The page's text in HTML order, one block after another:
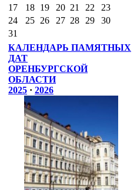
17
18 19 20 21 22
23
24
25 26 27 28 29
30
31
КАЛЕНДАРЬ ПАМЯТНЫХ
ДАТ
ОРЕНБУРГСКОЙ
ОБЛАСТИ
2025 · 2026